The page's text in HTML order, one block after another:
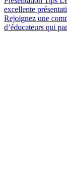
excellente
Rejoignez une
d’éducateurs qui